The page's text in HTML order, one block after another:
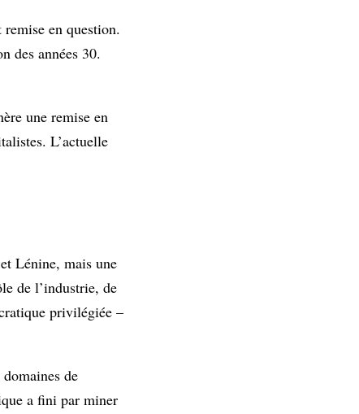
en question.
des années 30.
une remise en
L’actuelle
Lénine, mais une
de l’industrie, de
privilégiée –
de
a fini par miner